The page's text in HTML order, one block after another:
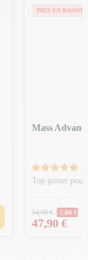
PRIX EN BAISSE
Mass
Top gainer pour
Prix
54,90 € -7,00 €
Prix
47,90 €